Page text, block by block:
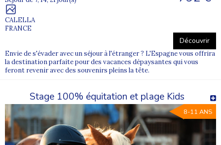
CALELLA
FRANCE
Découvrir
Envie de s'évader avec un séjour à l'étranger ? L'Espagne vous offrira
la destination parfaite pour des vacances dépaysantes qui vous
feront revenir avec des souvenirs pleins la tête.
Stage 100% équitation et plage Kids
8-11 ANS